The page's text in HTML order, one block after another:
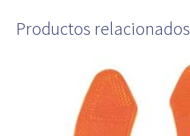
Productos relacionados